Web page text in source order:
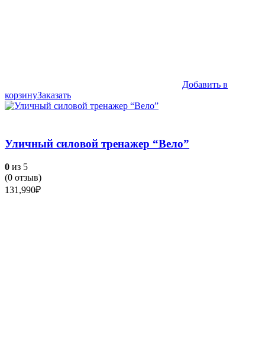
Добавить в
корзинуЗаказать
Уличный силовой тренажер “Вело”
0 из 5
(0 отзыв)
131,990₽